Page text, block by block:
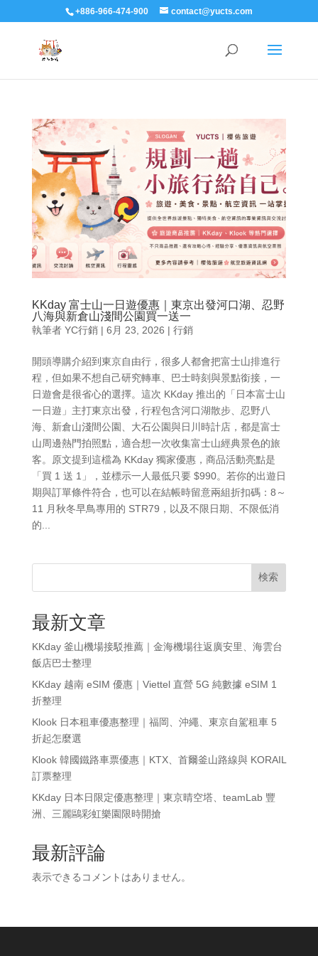
+886-966-474-900 contact@yucts.com
KKday 富士山一日遊優惠｜東京出發河口湖、忍野
八海與新倉山淺間公園買一送一
執筆者 YC行銷| 6月 23, 2026 | 行銷
開頭導購介紹到東京自由行，很多人都會把富士山排進行
程，但如果不想自己研究轉車、巴士時刻與景點銜接，一
日遊會是很省心的選擇。這次 KKday 推出的「日本富士山
一日遊」主打東京出發，行程包含河口湖散步、忍野八
海、新倉山淺間公園、大石公園與日川時計店，都是富士
山周邊熱門拍照點，適合想一次收集富士山經典景色的旅
客。原文提到這檔為 KKday 獨家優惠，商品活動亮點是
「買 1 送 1」，並標示一人最低只要 $990。若你的出遊日
期與訂單條件符合，也可以在結帳時留意兩組折扣碼：8～
11 月秋冬早鳥專用的 STR79，以及不限日期、不限低消
的...
検索
最新文章
KKday 釜山機場接駁推薦｜金海機場往返廣安里、海雲台
飯店巴士整理
KKday 越南 eSIM 優惠｜Viettel 直營 5G 純數據 eSIM 1
折整理
Klook 日本租車優惠整理｜福岡、沖繩、東京自駕租車 5
折起怎麼選
Klook 韓國鐵路車票優惠｜KTX、首爾釜山路線與 KORAIL
訂票整理
KKday 日本日限定優惠整理｜東京晴空塔、teamLab 豐
洲、三麗鷗彩虹樂園限時開搶
最新評論
表示できるコメントはありません。